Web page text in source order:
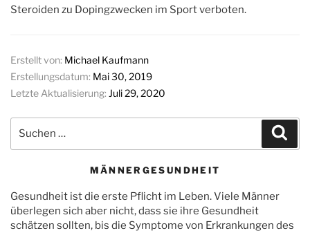
Steroiden zu Dopingzwecken im Sport verboten.
Erstellt von: Michael Kaufmann
Erstellungsdatum: Mai 30, 2019
Letzte Aktualisierung: Juli 29, 2020
MÄNNERGESUNDHEIT
Gesundheit ist die erste Pflicht im Leben. Viele Männer
überlegen sich aber nicht, dass sie ihre Gesundheit
schätzen sollten, bis die Symptome von Erkrankungen des